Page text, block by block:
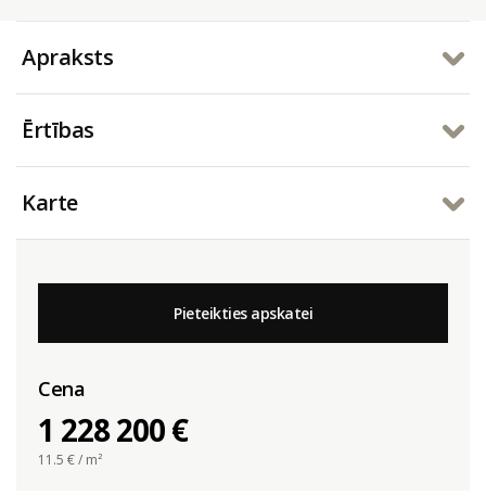
Apraksts
Ērtības
Karte
Pieteikties apskatei
Cena
1 228 200 €
11.5 € / m²